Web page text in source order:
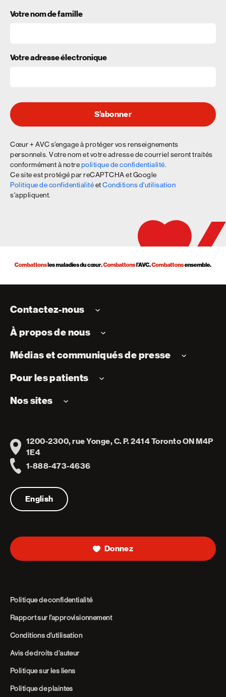
Votre nom de famille
Votre adresse électronique
S’abonner
Cœur + AVC s’engage à protéger vos renseignements
personnels. Votre nom et votre adresse de courriel seront traités
conformément à notrepolitique de confidentialité
Ce site est protégé par reCAPTCHA et Google
Politique de confidentialitéetConditions d'utilisation
s'appliquent.
Contactez-nous
À propos de nous
Médias et communiqués de presse
Pour les patients
Nos sites
Address
1200-2300, rue Yonge, C. P. 2414 Toronto ON M4P
1E4
1-888-473-4636
English
Donnez
Politique de confidentialité
Rapport sur l’approvisionnement
Conditions d’utilisation
Avis de droits d’auteur
Politique sur les liens
Politique de plaintes